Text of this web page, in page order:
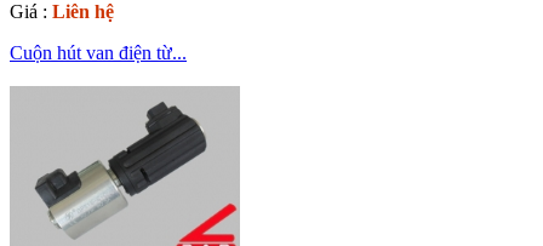
Giá : Liên hệ
Cuộn hút van điện từ...